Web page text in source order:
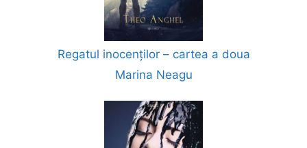
Regatul inocenților – cartea a doua
Marina Neagu